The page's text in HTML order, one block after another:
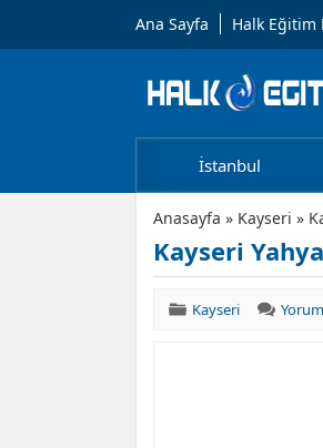
Ana Sayfa Halk Eğitim
İstanbul
Anasayfa » Kayseri »
Kayseri
Kayseri